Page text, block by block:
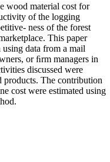
wood material cost for
of the logging
ness of the forest
This paper
data from a mail
or ﬁrm managers in
discussed were
products. The contribution
cost were estimated using